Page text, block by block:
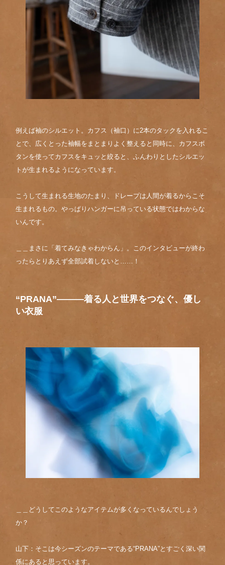
例えば袖のシルエット。カフス（袖口）に2本のタックを入れるこ
とで、広くとった袖幅をまとまりよく整えると同時に、カフスボ
タンを使ってカフスをキュッと絞ると、ふんわりとしたシルエッ
トが生まれるようになっています。
こうして生まれる生地のたまり、ドレープは人間が着るからこそ
生まれるもの。やっぱりハンガーに吊っている状態ではわからな
いんです。
＿＿まさに「着てみなきゃわからん」。このインタビューが終わ
ったらとりあえず全部試着しないと……！
“PRANA”———着る人と世界をつなぐ、優し
い衣服
＿＿どうしてこのようなアイテムが多くなっているんでしょう
か？
山下：そこは今シーズンのテーマである“PRANA”とすごく深い関
係にあると思っています。